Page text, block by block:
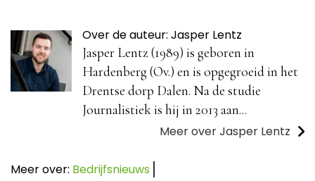
Over de auteur: Jasper Lentz
Jasper Lentz (1989) is geboren in
Hardenberg (Ov.) en is opgegroeid in het
Drentse dorp Dalen. Na de studie
Journalistiek is hij in 2013 aan...
Meer over Jasper Lentz
Meer over: Bedrijfsnieuws